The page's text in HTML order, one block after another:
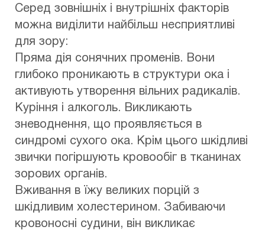
Серед зовнішніх і внутрішніх факторів
можна виділити найбільш несприятливі
для зору:
Пряма дія сонячних променів. Вони
глибоко проникають в структури ока і
активують утворення вільних радикалів.
Куріння і алкоголь. Викликають
зневоднення, що проявляється в
синдромі сухого ока. Крім цього шкідливі
звички погіршують кровообіг в тканинах
зорових органів.
Вживання в їжу великих порцій з
шкідливим холестерином. Забиваючи
кровоносні судини, він викликає